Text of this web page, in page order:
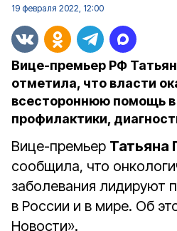
19 февраля 2022, 12:00
Вице-премьер РФ
отметила, что власти
всестороннюю помощь в
профилактики,
Вице-премьер Татьяна
сообщила, что
заболевания лидируют
в России и в мире. Об
Новости».